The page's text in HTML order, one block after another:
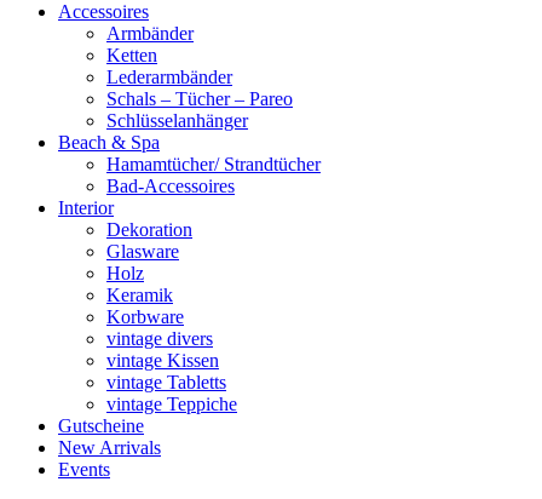
Accessoires
Armbänder
Ketten
Lederarmbänder
Schals – Tücher – Pareo
Schlüsselanhänger
Beach & Spa
Hamamtücher/ Strandtücher
Bad-Accessoires
Interior
Dekoration
Glasware
Holz
Keramik
Korbware
vintage divers
vintage Kissen
vintage Tabletts
vintage Teppiche
Gutscheine
New Arrivals
Events